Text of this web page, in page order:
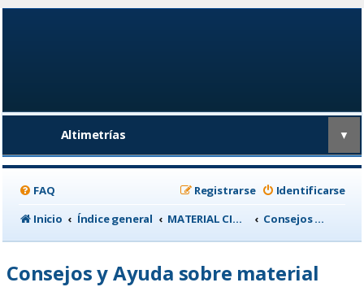
Altimetrías ▼
FAQ Identificarse
Registrarse
Inicio
Índice general MATERIAL CICLISTA Consejos y Ayuda sobre material
Consejos y Ayuda sobre material